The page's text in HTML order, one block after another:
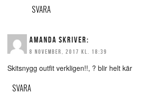
SVARA
AMANDA SKRIVER:
8 NOVEMBER, 2017 KL. 18:39
Skitsnygg outfit verkligen!!, ? blir helt kär
SVARA